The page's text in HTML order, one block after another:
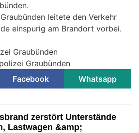
leitete den Verkehr
einspurig am Brandort vorbei.
Graubünden
Graubünden
Facebook Whatsapp
zerstört Unterstände
Lastwagen &amp;